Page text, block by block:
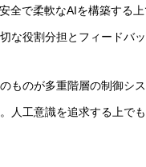
全で柔軟なAIを構築する
な役割分担とフィードバ
ものが多重階層の制御シ
人工意識を追求する上で